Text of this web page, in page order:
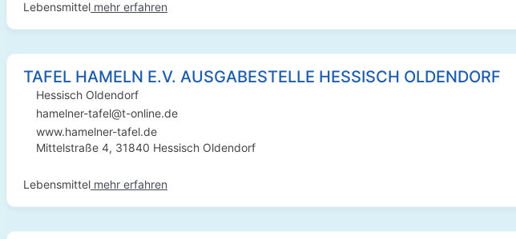
Lebensmittel mehr erfahren
TAFEL HAMELN E.V. AUSGABESTELLE HESSISCH OLDENDORF
Hessisch Oldendorf
hamelner-tafel@t-online.de
www.hamelner-tafel.de
Mittelstraße 4, 31840 Hessisch Oldendorf
Lebensmittel mehr erfahren